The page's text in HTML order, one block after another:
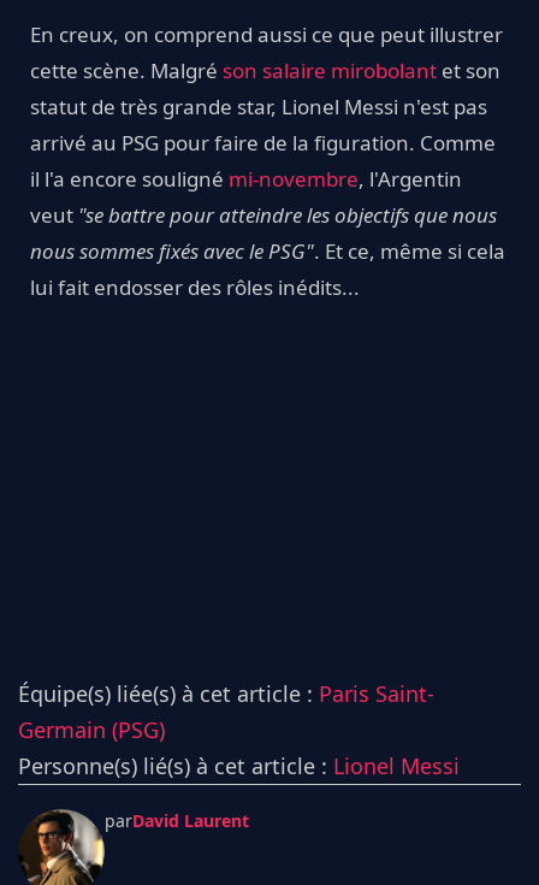
En creux, on comprend aussi ce que peut illustrer
cette scène. Malgré son salaire mirobolant et son
statut de très grande star, Lionel Messi n'est pas
arrivé au PSG pour faire de la figuration. Comme
il l'a encore souligné mi-novembre, l'Argentin
veut "se battre pour atteindre les objectifs que nous
nous sommes fixés avec le PSG". Et ce, même si cela
lui fait endosser des rôles inédits...
Équipe(s) liée(s) à cet article : Paris Saint-
Germain (PSG)
Personne(s) lié(s) à cet article : Lionel Messi
parDavid Laurent